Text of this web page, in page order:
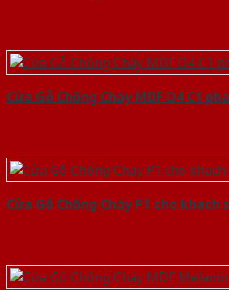
Cửa Gỗ Chống Cháy MDF O4 C1
Cửa Gỗ Chống Cháy P1 cho khach